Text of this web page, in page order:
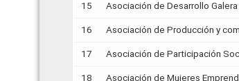
15 Asociación de Desarrollo Galera
16 Asociación de Producción y
17 Asociación de Participación
18 Asociación de Mujeres